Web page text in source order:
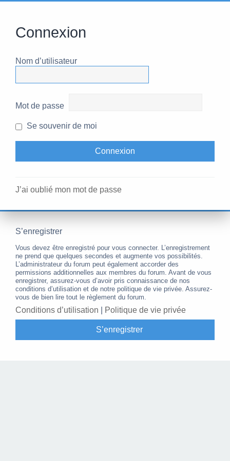
Connexion
Nom d’utilisateur
Mot de passe
Se souvenir de moi
J’ai oublié mon mot de passe
S’enregistrer
Vous devez être enregistré pour vous connecter. L’enregistrement
ne prend que quelques secondes et augmente vos possibilités.
L’administrateur du forum peut également accorder des
permissions additionnelles aux membres du forum. Avant de vous
enregistrer, assurez-vous d’avoir pris connaissance de nos
conditions d’utilisation et de notre politique de vie privée. Assurez-
vous de bien lire tout le règlement du forum.
Conditions d’utilisation Politique de vie privée
S’enregistrer